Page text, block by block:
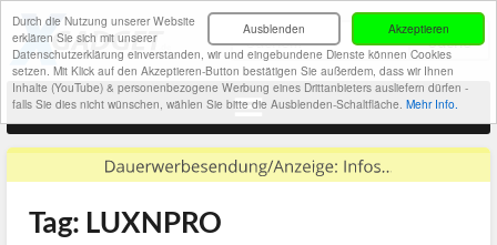
Akzeptieren
Ausblenden
Durch die Nutzung unserer Website
erklären Sie sich mit unserer
Datenschutzerklärung einverstanden, wir und eingebundene Dienste können Cookies
setzen. Mit Klick auf den Akzeptieren-Button bestätigen Sie außerdem, dass wir Ihnen
Inhalte (YouTube) & personenbezogene Werbung eines Drittanbieters ausliefern dürfen -
falls Sie dies nicht wünschen, wählen Sie bitte die Ausblenden-Schaltfläche. Mehr Info.
Tag: LUXNPRO